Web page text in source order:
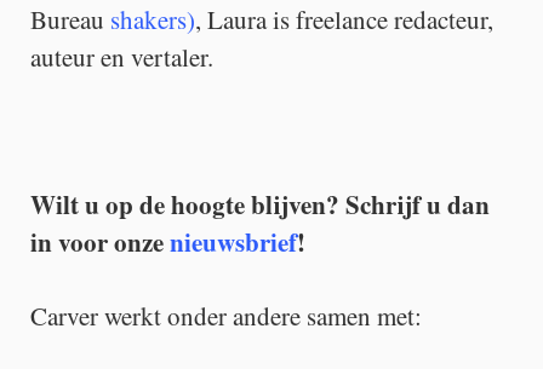
Bureau shakers), Laura is freelance redacteur,
auteur en vertaler.
Wilt u op de hoogte blijven? Schrijf u dan
in voor onzenieuwsbrief!
Carver werkt onder andere samen met: